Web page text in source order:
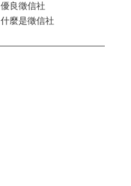
優良徵信社
什麼是徵信社